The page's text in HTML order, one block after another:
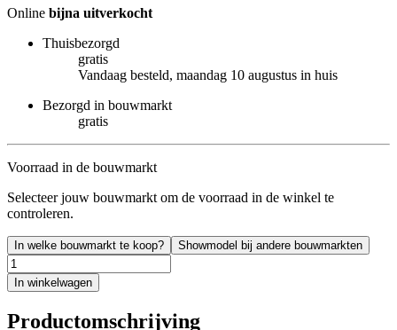
Online bijna uitverkocht
Thuisbezorgd
gratis
Vandaag besteld, maandag 10 augustus in huis
Bezorgd in bouwmarkt
gratis
Voorraad in de bouwmarkt
Selecteer jouw bouwmarkt om de voorraad in de winkel te
controleren.
In welke bouwmarkt te koop? Showmodel bij andere bouwmarkten
In winkelwagen
Productomschrijving